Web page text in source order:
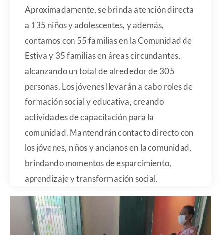
Aproximadamente, se brinda atención directa
a 135 niños y adolescentes, y además,
contamos con 55 familias en la Comunidad de
Estiva y 35 familias en áreas circundantes,
alcanzando un total de alrededor de 305
personas. Los jóvenes llevarán a cabo roles de
formación social y educativa, creando
actividades de capacitación para la
comunidad. Mantendrán contacto directo con
los jóvenes, niños y ancianos en la comunidad,
brindando momentos de esparcimiento,
aprendizaje y transformación social.